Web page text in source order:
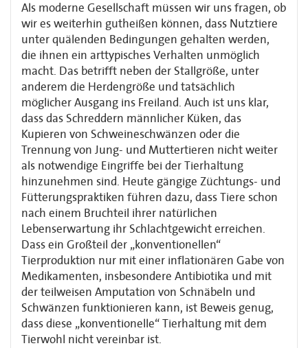
Als moderne Gesellschaft müssen wir uns fragen, ob
wir es weiterhin gutheißen können, dass Nutztiere
unter quälenden Bedingungen gehalten werden,
die ihnen ein arttypisches Verhalten unmöglich
macht. Das betrifft neben der Stallgröße, unter
anderem die Herdengröße und tatsächlich
möglicher Ausgang ins Freiland. Auch ist uns klar,
dass das Schreddern männlicher Küken, das
Kupieren von Schweineschwänzen oder die
Trennung von Jung- und Muttertieren nicht weiter
als notwendige Eingriffe bei der Tierhaltung
hinzunehmen sind. Heute gängige Züchtungs- und
Fütterungspraktiken führen dazu, dass Tiere schon
nach einem Bruchteil ihrer natürlichen
Lebenserwartung ihr Schlachtgewicht erreichen.
Dass ein Großteil der „konventionellen“
Tierproduktion nur mit einer inflationären Gabe von
Medikamenten, insbesondere Antibiotika und mit
der teilweisen Amputation von Schnäbeln und
Schwänzen funktionieren kann, ist Beweis genug,
dass diese „konventionelle“ Tierhaltung mit dem
Tierwohl nicht vereinbar ist.